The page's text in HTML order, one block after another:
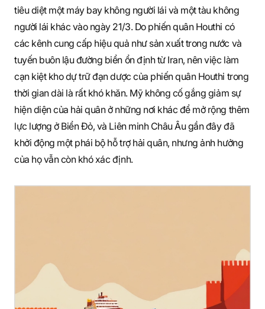
tiêu diệt một máy bay không người lái và một tàu không
người lái khác vào ngày 21/3. Do phiến quân Houthi có
các kênh cung cấp hiệu quả như sản xuất trong nước và
tuyến buôn lậu đường biển ổn định từ Iran, nên việc làm
cạn kiệt kho dự trữ đạn dược của phiến quân Houthi trong
thời gian dài là rất khó khăn. Mỹ không cố gắng giảm sự
hiện diện của hải quân ở những nơi khác để mở rộng thêm
lực lượng ở Biển Đỏ, và Liên minh Châu Âu gần đây đã
khởi động một phái bộ hỗ trợ hải quân, nhưng ảnh hưởng
của họ vẫn còn khó xác định.